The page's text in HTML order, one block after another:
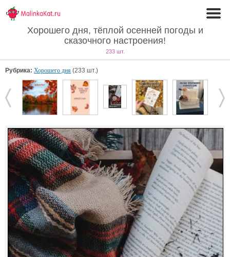
Хорошего дня, тёплой осенней погоды и
сказочного настроения!
233 шт.
Рубрика: Хорошего дня (233 шт.)